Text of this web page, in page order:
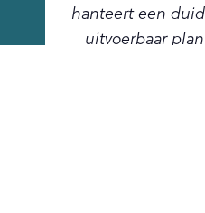
hanteert een
uitvoerbaar